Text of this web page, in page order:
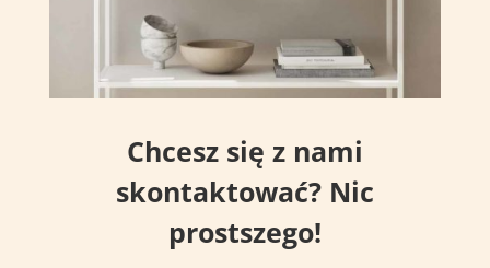
Chcesz się z nami
skontaktować? Nic
prostszego!